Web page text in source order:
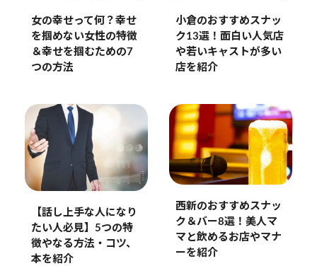
女の幸せって何？幸せ
を掴めない女性の特徴
＆幸せを掴むための7
つの方法
小倉のおすすめスナッ
ク13選！面白い人気店
や若いキャストが多い
店を紹介
【話し上手な人になり
たい人必見】5つの特
徴やなる方法・コツ、
本を紹介
西新のおすすめスナッ
ク＆バー8選！美人マ
マと飲めるお店やマナ
ーを紹介